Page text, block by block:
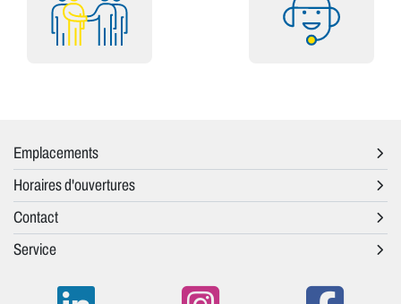
Emplacements
Horaires d'ouvertures
Contact
Service